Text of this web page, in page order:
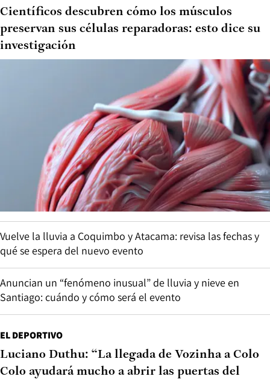
Científicos descubren cómo los músculos
preservan sus células reparadoras: esto dice su
investigación
Vuelve la lluvia a Coquimbo y Atacama: revisa las fechas y
qué se espera del nuevo evento
Anuncian un “fenómeno inusual” de lluvia y nieve en
Santiago: cuándo y cómo será el evento
EL DEPORTIVO
Luciano Duthu: “La llegada de Vozinha a Colo
Colo ayudará mucho a abrir las puertas del